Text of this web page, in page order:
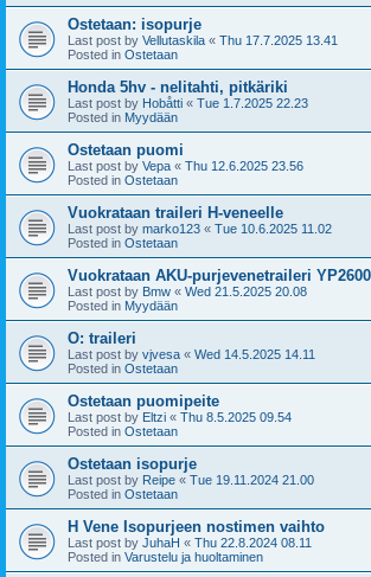
Ostetaan: isopurje
Last post by Vellutaskila « Thu 17.7.2025 13.41
Posted in Ostetaan
Honda 5hv - nelitahti, pitkäriki
Last post by Hobåtti « Tue 1.7.2025 22.23
Posted in Myydään
Ostetaan puomi
Last post by Vepa « Thu 12.6.2025 23.56
Posted in Ostetaan
Vuokrataan traileri H-veneelle
Last post by marko123 « Tue 10.6.2025 11.02
Posted in Ostetaan
Vuokrataan AKU-purjevenetraileri
Last post by Bmw « Wed 21.5.2025 20.08
Posted in Myydään
O: traileri
Last post by vjvesa « Wed 14.5.2025 14.11
Posted in Ostetaan
Ostetaan puomipeite
Last post by Eltzi « Thu 8.5.2025 09.54
Posted in Ostetaan
Ostetaan isopurje
Last post by Reipe « Tue 19.11.2024 21.00
Posted in Ostetaan
H Vene Isopurjeen nostimen vaihto
Last post by JuhaH « Thu 22.8.2024 08.11
Posted in Varustelu ja huoltaminen